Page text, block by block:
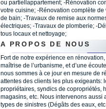
ou partiellappartement; -Rénovation
votre cuisine; -Rénovation complète de
de bain; -Travaux de remise aux
électriques; -Travaux de plomberie; -
tous locaux et nettoyage;
A PROPOS DE NOUS
Fort de notre expérience en
maîtrise de l’urbanisme, et d’une
nous sommes à ce jour en mesure de
attentes des clients les plus exigeants:
propriétaires, syndics de copropriétés,
magasins, etc. Nous intervenons aussi
types de sinistres (Dégâts des eaux,